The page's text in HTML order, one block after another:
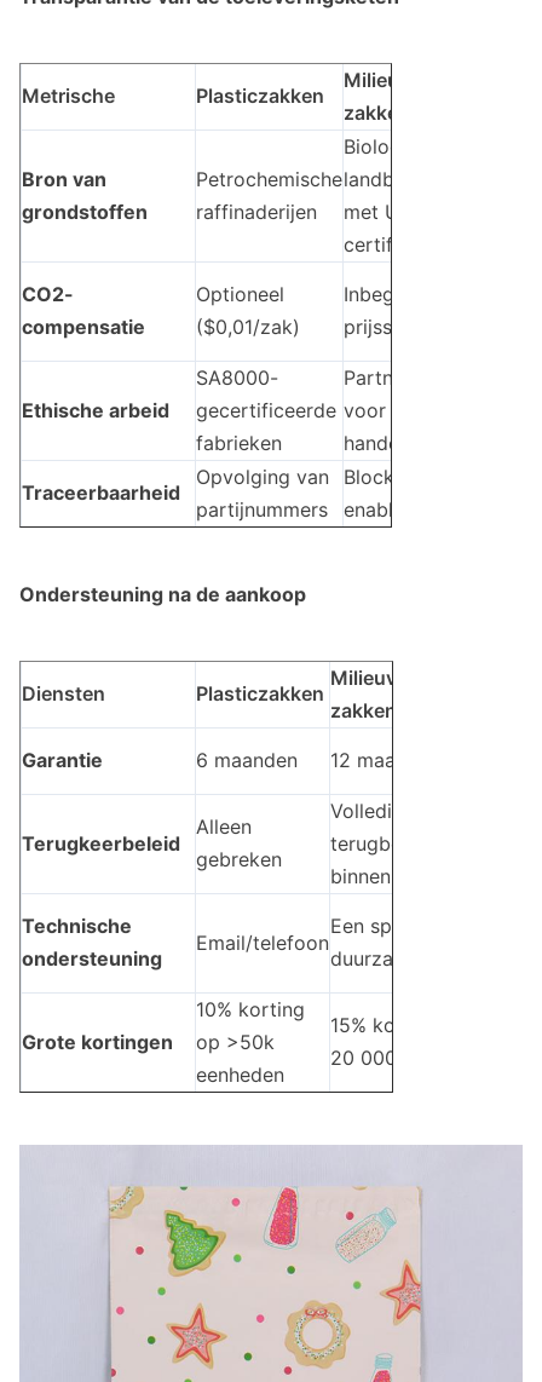
Metrische Plasticzakken
Milieuvriendelijke
zakken
Bron van
grondstoffen
Petrochemische
raffinaderijen
Biologische
landbouwbedrijven
met USDA-
certificaat
CO2-
compensatie
Optioneel
($0,01/zak)
Inbegrepen in de
prijsstelling
Ethische arbeid
SA8000-
gecertificeerde
fabrieken
Partnerschappen
voor eerlijke
handel
Traceerbaarheid
Opvolging van
partijnummers
Blockchain-
enabled sourcing
Ondersteuning na de aankoop
Diensten Plasticzakken
Milieuvriendelijke
zakken
Garantie 6 maanden 12 maanden
Terugkeerbeleid
Alleen
gebreken
Volledige
terugbetaling
binnen 30 dagen
Technische
ondersteuning
Email/telefoon
Een speciaal
duurzaamheidsteam
Grote kortingen
10% korting
op >50k
eenheden
15% korting op >
20 000 eenheden